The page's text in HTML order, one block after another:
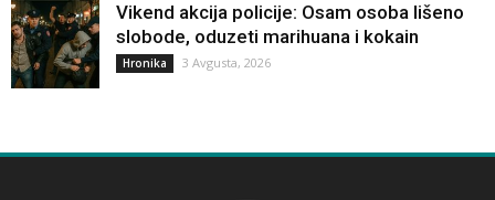
Vikend akcija policije: Osam osoba lišeno
slobode, oduzeti marihuana i kokain
Hronika 3 Avgusta, 2026